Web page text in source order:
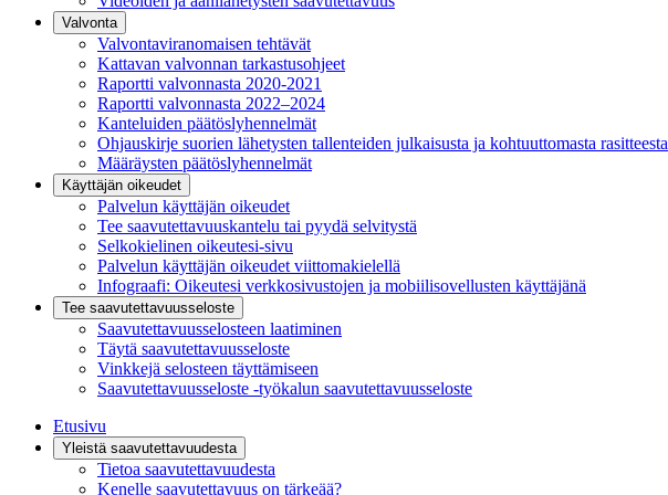
Valvonta
Valvontaviranomaisen tehtävät
Kattavan valvonnan tarkastusohjeet
Raportti valvonnasta 2020-2021
Raportti valvonnasta 2022–2024
Kanteluiden päätöslyhennelmät
Ohjauskirje suorien lähetysten tallenteiden julkaisusta ja kohtuuttomasta rasitteesta
Määräysten päätöslyhennelmät
Käyttäjän oikeudet
Palvelun käyttäjän oikeudet
Tee saavutettavuuskantelu tai pyydä selvitystä
Selkokielinen oikeutesi-sivu
Palvelun käyttäjän oikeudet viittomakielellä
Infograafi: Oikeutesi verkkosivustojen ja mobiilisovellusten käyttäjänä
Tee saavutettavuusseloste
Saavutettavuus­selosteen laatiminen
Täytä saavutettavuusseloste
Vinkkejä selosteen täyttämiseen
Saavutettavuusseloste -työkalun saavutettavuusseloste
Etusivu
Yleistä saavutettavuudesta
Tietoa saavutettavuudesta
Kenelle saavutettavuus on tärkeää?